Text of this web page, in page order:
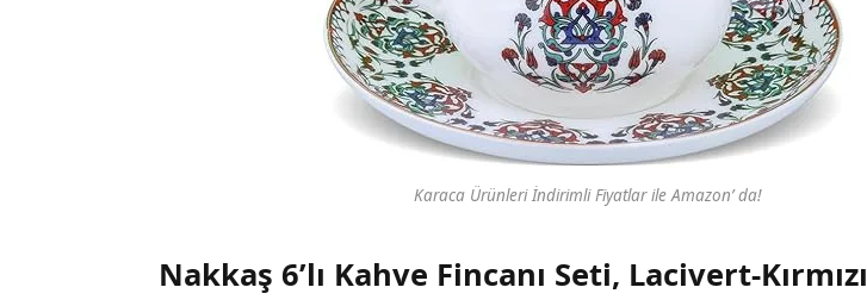
Karaca Ürünleri İndirimli Fiyatlar ile Amazon’ da!
Nakkaş 6’lı Kahve Fincanı Seti, Lacivert-Kırmızı